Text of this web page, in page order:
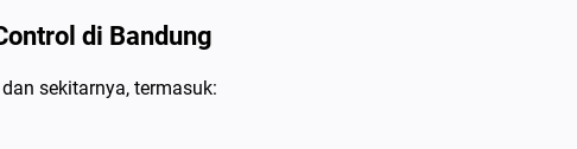
di Bandung
sekitarnya, termasuk: